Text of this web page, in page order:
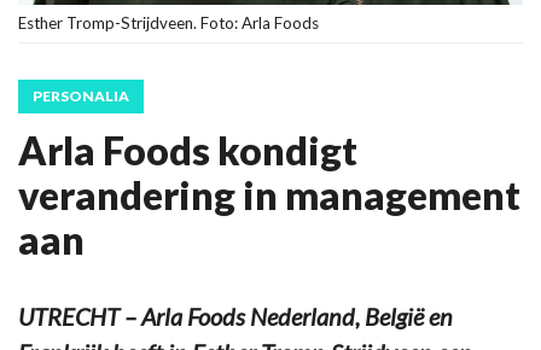
Esther Tromp-Strijdveen. Foto: Arla Foods
PERSONALIA
Arla Foods kondigt
verandering in management
aan
UTRECHT – Arla Foods Nederland, België en